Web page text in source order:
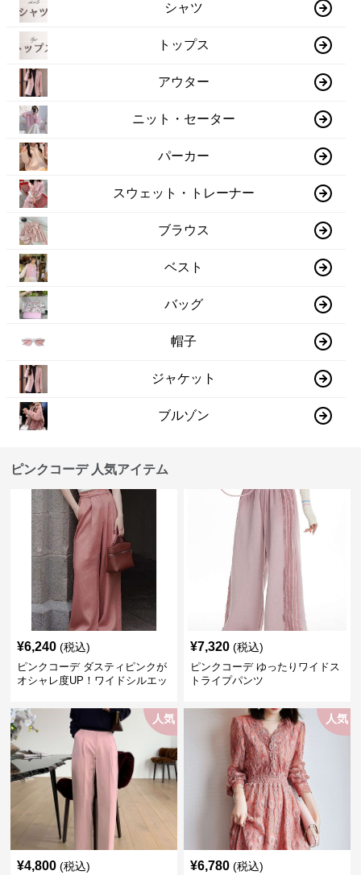
シャツ
トップス
アウター
ニット・セーター
パーカー
スウェット・トレーナー
ブラウス
ベスト
バッグ
帽子
ジャケット
ブルゾン
ピンクコーデ 人気アイテム
¥6,240 (税込)
ピンクコーデ ダスティピンクが
オシャレ度UP！ワイドシルエッ
¥7,320 (税込)
ピンクコーデ ゆったりワイドス
トライプパンツ
人気
¥4,800 (税込)
人気
¥6,780 (税込)